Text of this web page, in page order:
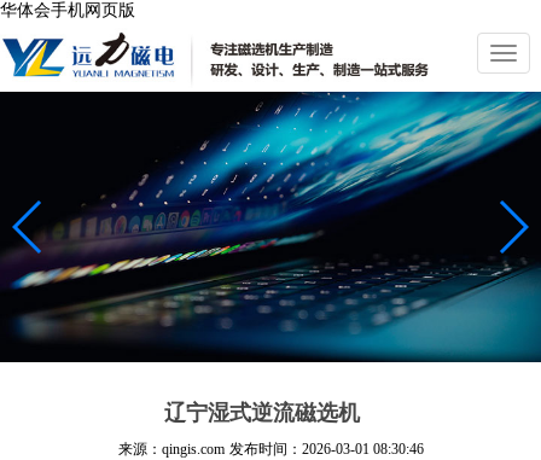
华体会手机网页版
切
换
导
航
辽宁湿式逆流磁选机
来源：qingis.com 发布时间： 2026-03-01 08:30:46